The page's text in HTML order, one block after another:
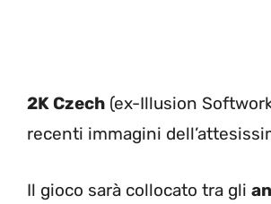
2K Czech (ex-Illusion
recenti immagini
Il gioco sarà collocato tra gli